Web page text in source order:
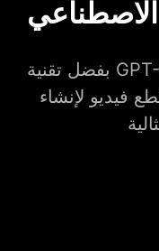
الاصطناعي
بفضل تقنية GPT-4، يستفيد أداتنا من التحليلات
مقطع فيديو لإنشاء